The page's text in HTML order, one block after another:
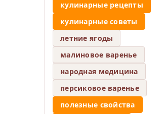
кулинарные рецепты
кулинарные советы
летние ягоды
малиновое варенье
народная медицина
персиковое варенье
полезные свойства